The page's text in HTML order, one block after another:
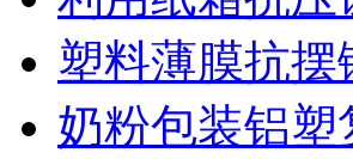
塑料薄膜抗
奶粉包装铝